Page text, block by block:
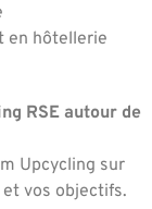
en hôtellerie
RSE autour de
Upcycling sur
vos objectifs.